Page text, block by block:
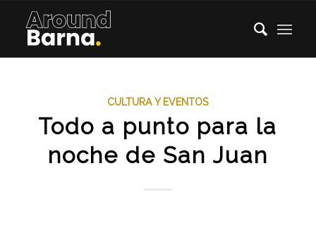
CULTURA Y EVENTOS
Todo a punto para la
noche de San Juan